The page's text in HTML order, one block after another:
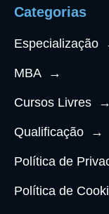
Categorias
Especialização
MBA →
Cursos Livres →
Qualificação →
Política de
Política de